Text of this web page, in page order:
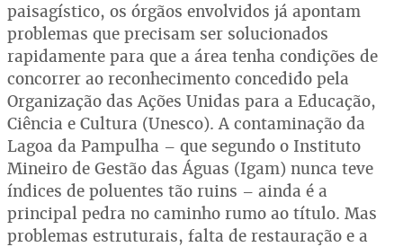
paisagístico, os órgãos envolvidos já apontam
problemas que precisam ser solucionados
rapidamente para que a área tenha condições de
concorrer ao reconhecimento concedido pela
Organização das Ações Unidas para a Educação,
Ciência e Cultura (Unesco). A contaminação da
Lagoa da Pampulha – que segundo o Instituto
Mineiro de Gestão das Águas (Igam) nunca teve
índices de poluentes tão ruins – ainda é a
principal pedra no caminho rumo ao título. Mas
problemas estruturais, falta de restauração e a